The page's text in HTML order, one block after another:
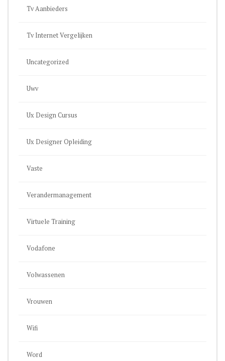
Tv Aanbieders
Tv Internet Vergelijken
Uncategorized
Uwv
Ux Design Cursus
Ux Designer Opleiding
Vaste
Verandermanagement
Virtuele Training
Vodafone
Volwassenen
Vrouwen
Wifi
Word